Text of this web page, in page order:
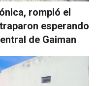
rompió el
esperando
de Gaiman